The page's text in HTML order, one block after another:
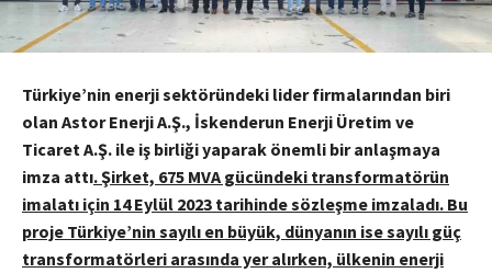
Türkiye’nin enerji sektöründeki lider firmalarından biri
olan Astor Enerji A.Ş., İskenderun Enerji Üretim ve
Ticaret A.Ş. ile iş birliği yaparak önemli bir anlaşmaya
imza attı. Şirket, 675 MVA gücündeki transformatörün
imalatı için 14 Eylül 2023 tarihinde sözleşme imzaladı. Bu
proje Türkiye’nin sayılı en büyük, dünyanın ise sayılı güç
transformatörleri arasında yer alırken, ülkenin enerji